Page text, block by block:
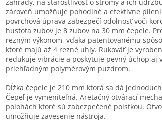
zároveň umožňuje pohodlné a efektívne
povrchová úprava zabezpečí odolnosť voči
hustota zubov je 8 zubov na 30 mm čepele.
rezným výkonom, vďaka patentovanému
ktoré majú až 4 rezné uhly. Rukoväť je
redukuje vibrácie a poskytuje pevný úchop aj
priehľadným polymérovým puzdrom.
Dĺžka čepele je 210 mm ktorá sa dá
Čepeľ je vymeniteľná. Aretačný otvárací
polohách ktoré sú zabezpečené poistkou.
umožňuje zavesenie nástroja.